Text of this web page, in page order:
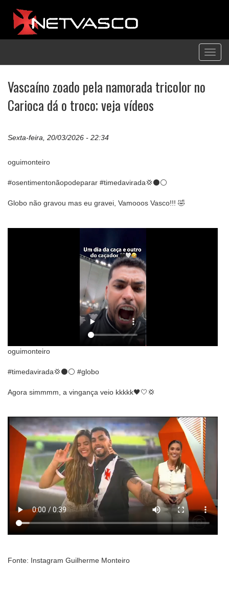
Vascaíno zoado pela namorada tricolor no
Carioca dá o troco; veja vídeos
Sexta-feira, 20/03/2026 - 22:34
oguimonteiro
#osentimentonãopodeparar #timedavirada💢⚫️⚪️
Globo não gravou mas eu gravei, Vamooos Vasco!!! 🤣
oguimonteiro
#timedavirada💢⚫️⚪️ #globo
Agora simmmm, a vingança veio kkkkk🖤🤍💢
Fonte: Instagram Guilherme Monteiro